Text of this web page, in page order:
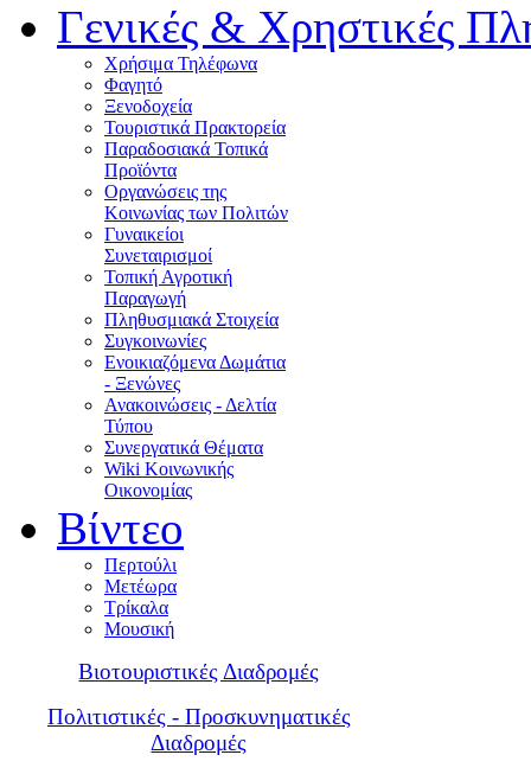
Γενικές & Χρηστικές
Χρήσιμα Τηλέφωνα
Φαγητό
Ξενοδοχεία
Τουριστικά Πρακτορεία
Παραδοσιακά Τοπικά
Προϊόντα
Οργανώσεις της
Κοινωνίας των Πολιτών
Γυναικείοι
Συνεταιρισμοί
Τοπική Αγροτική
Παραγωγή
Πληθυσμιακά Στοιχεία
Συγκοινωνίες
Ενοικιαζόμενα Δωμάτια
- Ξενώνες
Ανακοινώσεις - Δελτία
Τύπου
Συνεργατικά Θέματα
Wiki Κοινωνικής
Οικονομίας
Βίντεο
Περτούλι
Μετέωρα
Τρίκαλα
Μουσική
Βιοτουριστικές Διαδρομές
Πολιτιστικές - Προσκυνηματικές
Διαδρομές